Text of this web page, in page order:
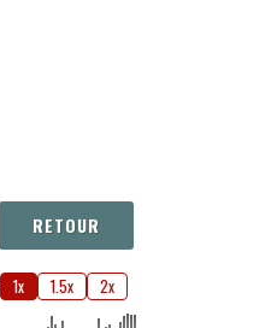
RETOUR
1x 1.5x 2x